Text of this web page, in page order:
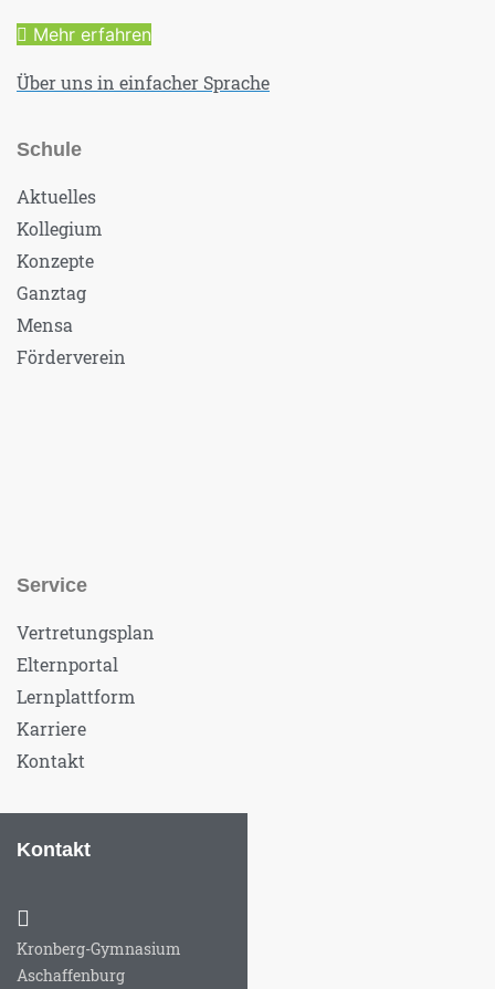
Mehr erfahren
Über uns in einfacher Sprache
Schule
Aktuelles
Kollegium
Konzepte
Ganztag
Mensa
Förderverein
Service
Vertretungsplan
Elternportal
Lernplattform
Karriere
Kontakt
Kontakt
Kronberg-Gymnasium
Aschaffenburg